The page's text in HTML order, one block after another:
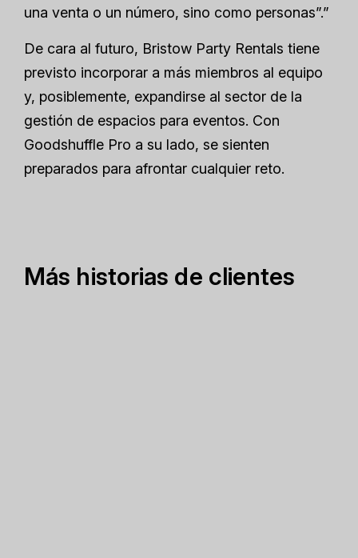
una venta o un número, sino como personas”.”
De cara al futuro, Bristow Party Rentals tiene
previsto incorporar a más miembros al equipo
y, posiblemente, expandirse al sector de la
gestión de espacios para eventos. Con
Goodshuffle Pro a su lado, se sienten
preparados para afrontar cualquier reto.
Más historias de clientes